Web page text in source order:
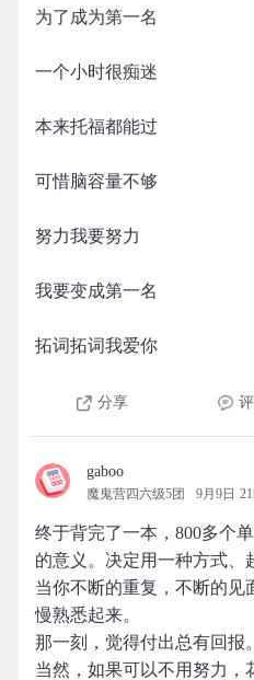
为了成为第一名
一个小时很痴迷
本来托福都能过
可惜脑容量不够
努力我要努力
我要变成第一名
拓词拓词我爱你
分享 评
gaboo
魔鬼营四六级5团 9月9日
终于背完了一本，800多个
的意义。决定用一种方式、
当你不断的重复，不断的见
慢熟悉起来。
那一刻，觉得付出总有回报。
当然，如果可以不用努力，